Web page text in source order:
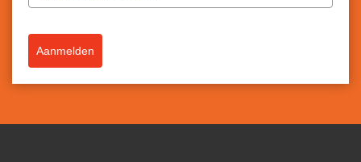
Aanmelden